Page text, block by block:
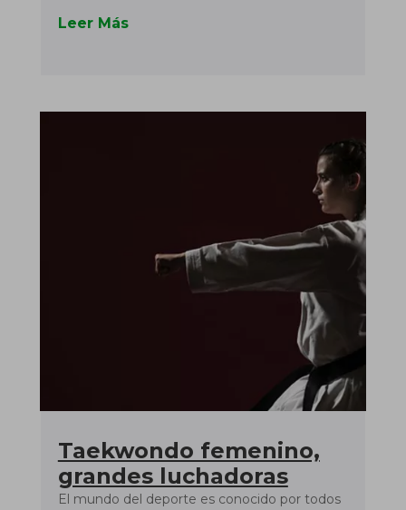
Leer Más
Taekwondo femenino,
grandes luchadoras
El mundo del deporte es conocido por todos